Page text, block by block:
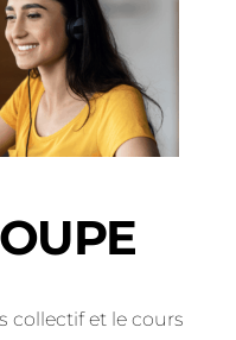
collectif et le cours